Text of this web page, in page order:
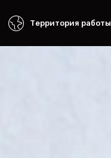
Территория работы